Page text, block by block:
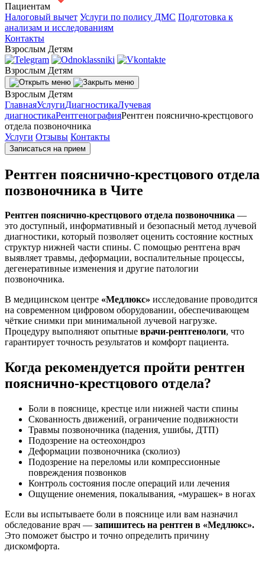
Пациентам
Налоговый вычет Услуги по полису ДМС Подготовка к
анализам и исследованиям
Контакты
Взрослым Детям
Взрослым Детям
Взрослым Детям
ГлавнаяУслугиДиагностикаЛучевая
диагностикаРентгенографияРентген пояснично-крестцового
отдела позвоночника
Услуги Отзывы Контакты
Записаться на прием
Рентген пояснично-крестцового отдела
позвоночника в Чите
Рентген пояснично-крестцового отдела позвоночника —
это доступный, информативный и безопасный метод лучевой
диагностики, который позволяет оценить состояние костных
структур нижней части спины. С помощью рентгена врач
выявляет травмы, деформации, воспалительные процессы,
дегенеративные изменения и другие патологии
позвоночника.
В медицинском центре «Медлюкс» исследование проводится
на современном цифровом оборудовании, обеспечивающем
чёткие снимки при минимальной лучевой нагрузке.
Процедуру выполняют опытные врачи-рентгенологи, что
гарантирует точность результатов и комфорт пациента.
Когда рекомендуется пройти рентген
пояснично-крестцового отдела?
Боли в пояснице, крестце или нижней части спины
Скованность движений, ограничение подвижности
Травмы позвоночника (падения, ушибы, ДТП)
Подозрение на остеохондроз
Деформации позвоночника (сколиоз)
Подозрение на переломы или компрессионные
повреждения позвонков
Контроль состояния после операций или лечения
Ощущение онемения, покалывания, «мурашек» в ногах
Если вы испытываете боли в пояснице или вам назначил
обследование врач — запишитесь на рентген в «Медлюкс».
Это поможет быстро и точно определить причину
дискомфорта.